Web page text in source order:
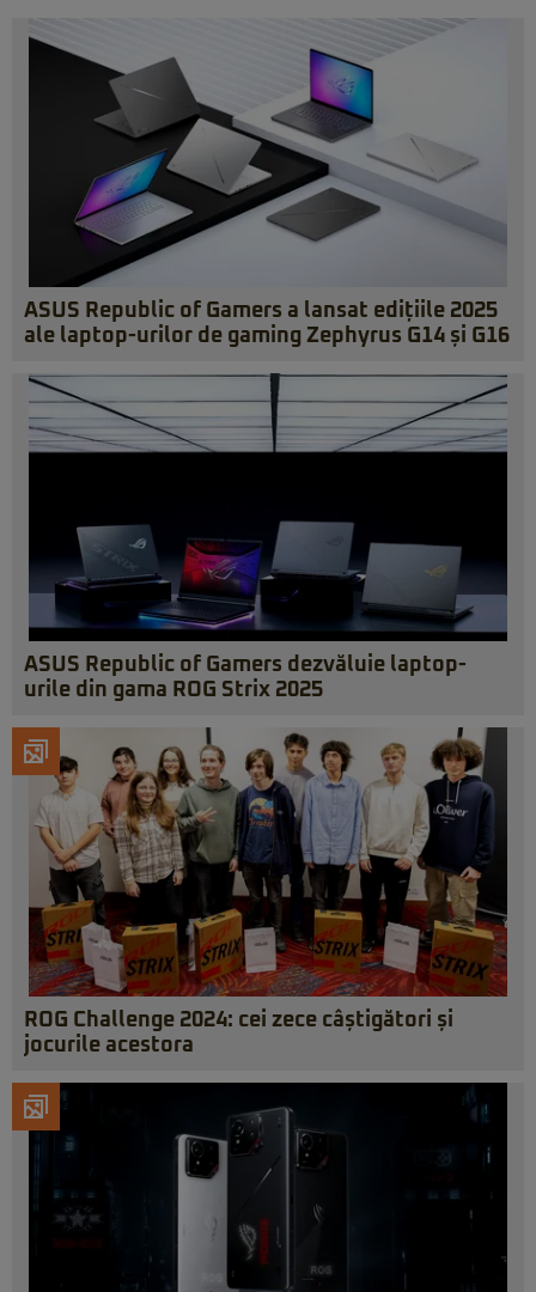
ASUS Republic of Gamers a lansat edițiile 2025
ale laptop-urilor de gaming Zephyrus G14 și G16
ASUS Republic of Gamers dezvăluie laptop-
urile din gama ROG Strix 2025
ROG Challenge 2024: cei zece câștigători și
jocurile acestora